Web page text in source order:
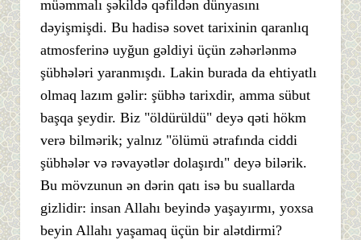
müəmmalı şəkildə qəfildən dünyasını
dəyişmişdi. Bu hadisə sovet tarixinin qaranlıq
atmosferinə uyğun gəldiyi üçün zəhərlənmə
şübhələri yaranmışdı. Lakin burada da ehtiyatlı
olmaq lazım gəlir: şübhə tarixdir, amma sübut
başqa şeydir. Biz "öldürüldü" deyə qəti hökm
verə bilmərik; yalnız "ölümü ətrafında ciddi
şübhələr və rəvayətlər dolaşırdı" deyə bilərik.
Bu mövzunun ən dərin qatı isə bu suallarda
gizlidir: insan Allahı beyində yaşayırmı, yoxsa
beyin Allahı yaşamaq üçün bir alətdirmi?